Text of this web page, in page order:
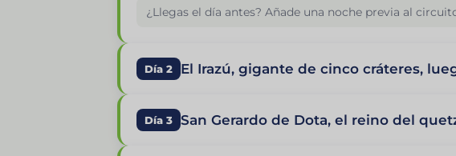
¿Llegas el día antes? Añade una noche previa al
Día 2 El Irazú, gigante de cinco cráteres,
Día 3 San Gerardo de Dota, el reino del